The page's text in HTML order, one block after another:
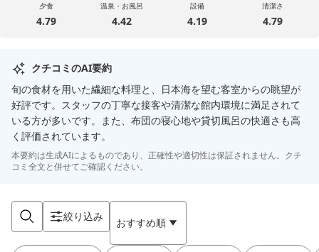
夕食
4.79
温泉・お風呂
4.42
設備
4.19
清潔さ
4.79
クチコミのAI要約
旬の食材を用いた繊細な料理と、日本海を望む客室からの眺望が
好評です。スタッフの丁寧な接客や清潔な館内環境に満足されて
いる方が多いです。また、布団の寝心地や貸切風呂の快適さも高
く評価されています。
本要約は生成AIによるものであり、正確性や適切性は保証されません。クチ
コミ全文と併せてご確認ください。
絞り込み おすすめ順